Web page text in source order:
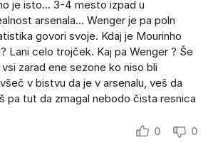
je isto... 3-4 mesto izpad u
arsenala... Wenger je pa poln
govori svoje. Kdaj je Mourinho
Lani celo trojček. Kaj pa Wenger ? Še
zarad ene sezone ko niso bli
v bistvu da je v arsenalu, veš da
pa tut da zmagal nebodo čista resnica
0 0